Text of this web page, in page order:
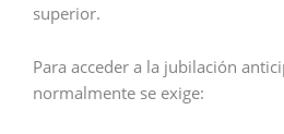
superior.
Para acceder a la jubilación
normalmente se exige: